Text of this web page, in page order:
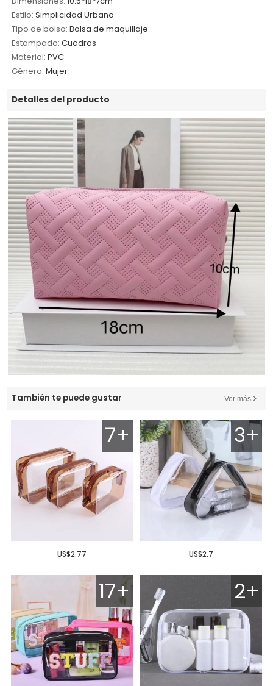
Estilo: Simplicidad Urbana
Tipo de bolso: Bolsa de maquillaje
Estampado: Cuadros
Material: PVC
Género: Mujer
Detalles del producto
También te puede gustar Ver más
7+
US$2.77
3+
US$2.7
17+ 2+